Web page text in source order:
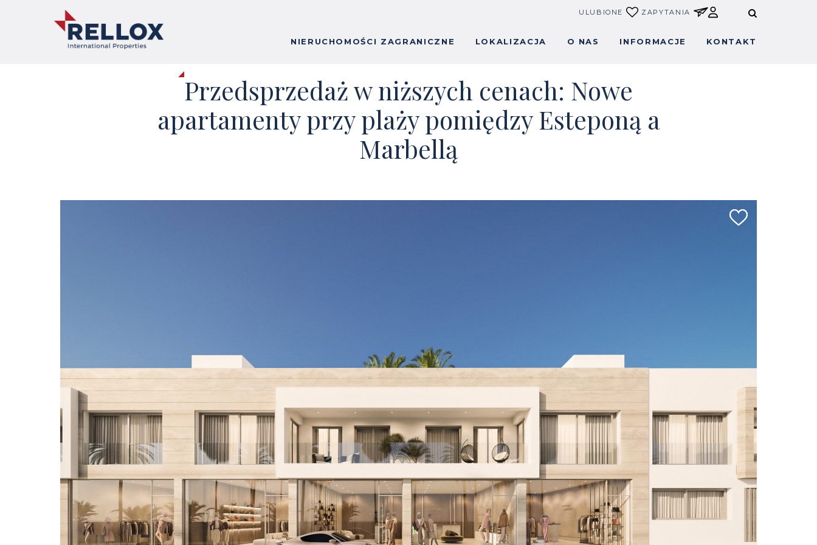
ULUBIONE ZAPYTANIA
NIERUCHOMOŚCI ZAGRANICZNE LOKALIZACJA O NAS INFORMACJE KONTAKT
Przedsprzedaż w niższych cenach: Nowe
apartamenty przy plaży pomiędzy Esteponą a
Marbellą